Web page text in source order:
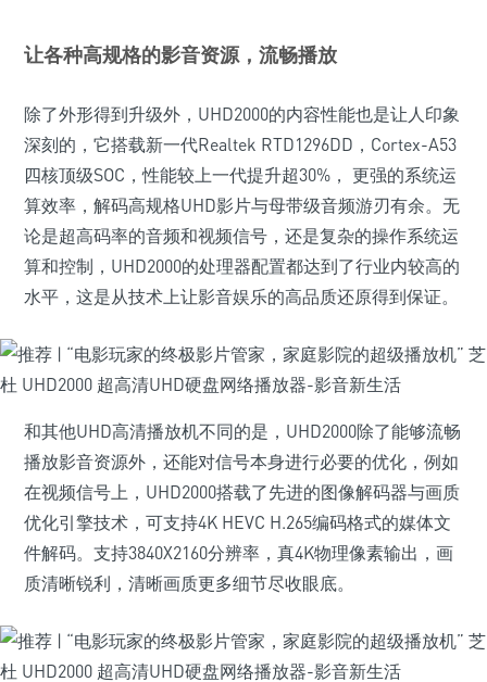
让各种高规格的影音资源，流畅播放
除了外形得到升级外，UHD2000的内容性能也是让人印象
深刻的，它搭载新一代Realtek RTD1296DD，Cortex-A53
四核顶级SOC，性能较上一代提升超30%， 更强的系统运
算效率，解码高规格UHD影片与母带级音频游刃有余。无
论是超高码率的音频和视频信号，还是复杂的操作系统运
算和控制，UHD2000的处理器配置都达到了行业内较高的
水平，这是从技术上让影音娱乐的高品质还原得到保证。
和其他UHD高清播放机不同的是，UHD2000除了能够流畅
播放影音资源外，还能对信号本身进行必要的优化，例如
在视频信号上，UHD2000搭载了先进的图像解码器与画质
优化引擎技术，可支持4K HEVC H.265编码格式的媒体文
件解码。支持3840X2160分辨率，真4K物理像素输出，画
质清晰锐利，清晰画质更多细节尽收眼底。